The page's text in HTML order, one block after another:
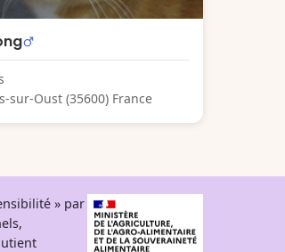
sur-Oust (35600) France
» par